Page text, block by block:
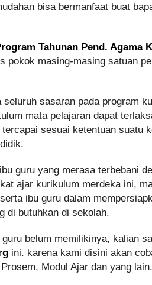
bisa bermanfaat buat
Tahunan Pend. Agama
pokok masing-masing satuan
seluruh sasaran pada program
mata pelajaran dapat
sesuai ketentuan suatu
guru yang merasa terbebani
ajar kurikulum merdeka ini,
ibu guru dalam
di butuhkan di sekolah.
belum memilikinya, kalian
ini. karena kami disini akan
Modul Ajar dan yang lain.